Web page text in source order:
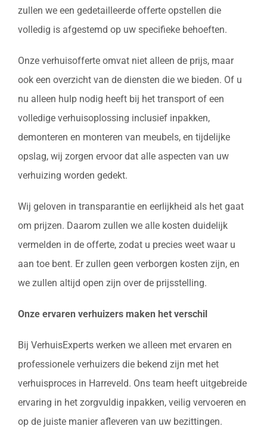
zullen we een gedetailleerde offerte opstellen die
volledig is afgestemd op uw specifieke behoeften.
Onze verhuisofferte omvat niet alleen de prijs, maar
ook een overzicht van de diensten die we bieden. Of u
nu alleen hulp nodig heeft bij het transport of een
volledige verhuisoplossing inclusief inpakken,
demonteren en monteren van meubels, en tijdelijke
opslag, wij zorgen ervoor dat alle aspecten van uw
verhuizing worden gedekt.
Wij geloven in transparantie en eerlijkheid als het gaat
om prijzen. Daarom zullen we alle kosten duidelijk
vermelden in de offerte, zodat u precies weet waar u
aan toe bent. Er zullen geen verborgen kosten zijn, en
we zullen altijd open zijn over de prijsstelling.
Onze ervaren verhuizers maken het verschil
Bij VerhuisExperts werken we alleen met ervaren en
professionele verhuizers die bekend zijn met het
verhuisproces in Harreveld. Ons team heeft uitgebreide
ervaring in het zorgvuldig inpakken, veilig vervoeren en
op de juiste manier afleveren van uw bezittingen.